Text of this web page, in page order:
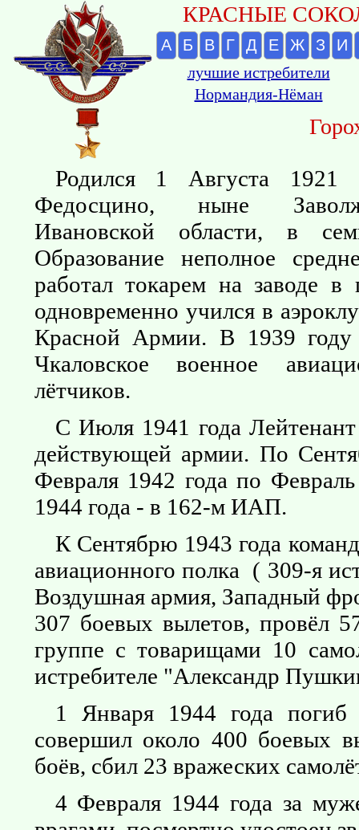
КРАСНЫЕ
А Б В Г Д Е Ж З И
лучшие истребители
Нормандия-Нёман
Родился 1 Августа 1921
Федосцино, ныне
Ивановской области, в
Образование неполное
работал токарем на заводе
одновременно учился в
Красной Армии. В 1939 году
Чкаловское военное
лётчиков.
С Июля 1941 года
действующей армии. По
Февраля 1942 года по
1944 года - в 162-м ИАП.
К Сентябрю 1943 года
авиационного полка ( 309-я
Воздушная армия, Западный
307 боевых вылетов, провёл
группе с товарищами 10
истребителе "Александр
1 Января 1944 года
совершил около 400 боевых
боёв, сбил 23 вражеских
4 Февраля 1944 года за